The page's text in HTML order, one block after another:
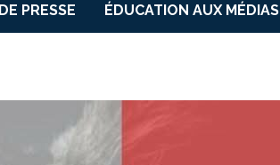
PRESSE ÉDUCATION AUX MÉDIAS